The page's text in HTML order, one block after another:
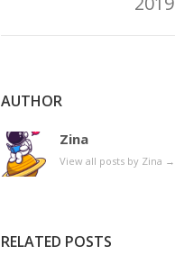
AUTHOR
Zina
View all posts by Zina →
RELATED POSTS